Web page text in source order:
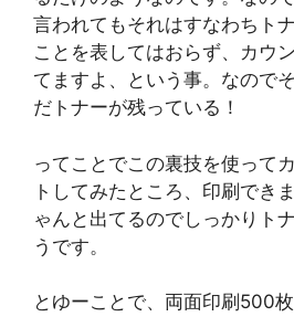
言われてもそれはすなわちト
ことを表してはおらず、カウ
てますよ、という事。なので
だトナーが残っている！
ってことでこの裏技を使って
トしてみたところ、印刷でき
ゃんと出てるのでしっかりト
うです。
とゆーことで、両面印刷500